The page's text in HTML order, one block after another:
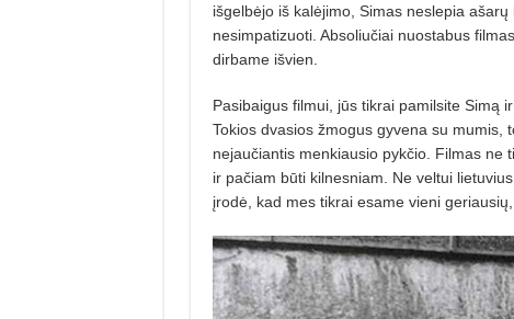
išgelbėjo iš kalėjimo, Simas neslepia
nesimpatizuoti. Absoliučiai nuostabus
dirbame išvien.
Pasibaigus filmui, jūs tikrai pamilsite Simą
Tokios dvasios žmogus gyvena su mumis,
nejaučiantis menkiausio pykčio. Filmas ne
ir pačiam būti kilnesniam. Ne veltui
įrodė, kad mes tikrai esame vieni